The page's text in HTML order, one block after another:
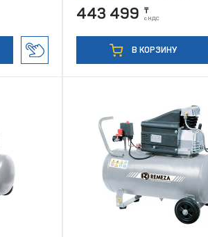
443 499 ₸
с НДС
В КОРЗИНУ